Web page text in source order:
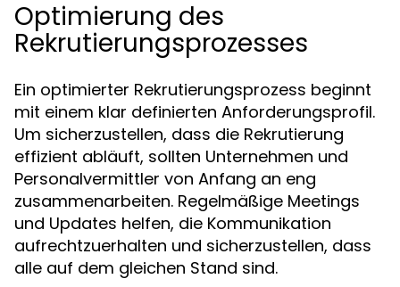
Optimierung des
Rekrutierungsprozesses
Ein optimierter Rekrutierungsprozess beginnt
mit einem klar definierten Anforderungsprofil.
Um sicherzustellen, dass die Rekrutierung
effizient abläuft, sollten Unternehmen und
Personalvermittler von Anfang an eng
zusammenarbeiten. Regelmäßige Meetings
und Updates helfen, die Kommunikation
aufrechtzuerhalten und sicherzustellen, dass
alle auf dem gleichen Stand sind.